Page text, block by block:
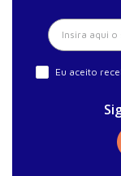
Eu aceito